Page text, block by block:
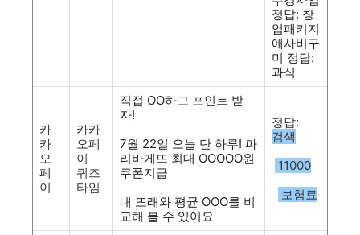
정답: 창
업패키지
애사비구
미 정답:
과식
카
카
오
페
이
카카
오페
이
퀴즈
타임
직접 OO하고 포인트 받
자!
7월 22일 오늘 단 하루! 파
리바게뜨 최대 OOOOO원
쿠폰지급
내 또래와 평균 OOO를 비
교해 볼 수 있어요
정답:
검색
11000
보험료